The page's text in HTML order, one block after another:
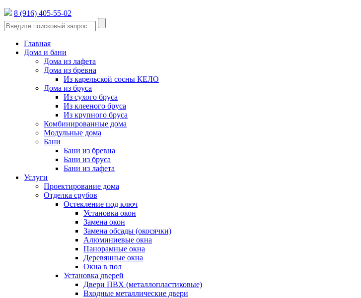
8 (916) 405-55-02
Главная
Дома и бани
Дома из лафета
Дома из бревна
Из карельской сосны КЕЛО
Дома из бруса
Из сухого бруса
Из клееного бруса
Из крупного бруса
Комбинированные дома
Модульные дома
Бани
Бани из бревна
Бани из бруса
Бани из лафета
Услуги
Проектирование дома
Отделка срубов
Остекление под ключ
Установка окон
Замена окон
Замена обсады (окосячки)
Алюминиевые окна
Панорамные окна
Деревянные окна
Окна в пол
Установка дверей
Двери ПВХ (металлопластиковые)
Входные металлические двери